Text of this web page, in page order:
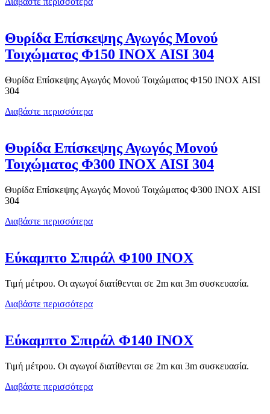
Θυρίδα Επίσκεψης Αγωγός Μονού
Τοιχώματος Φ150 ΙΝΟΧ AISI 304
Θυρίδα Επίσκεψης Αγωγός Μονού Τοιχώματος Φ150 ΙΝΟΧ AISI
304
Διαβάστε περισσότερα
Θυρίδα Επίσκεψης Αγωγός Μονού
Τοιχώματος Φ300 ΙΝΟΧ AISI 304
Θυρίδα Επίσκεψης Αγωγός Μονού Τοιχώματος Φ300 ΙΝΟΧ AISI
304
Διαβάστε περισσότερα
Εύκαμπτο Σπιράλ Φ100 ΙΝΟΧ
Τιμή μέτρου. Οι αγωγοί διατίθενται σε 2m και 3m συσκευασία.
Διαβάστε περισσότερα
Εύκαμπτο Σπιράλ Φ140 ΙΝΟΧ
Τιμή μέτρου. Οι αγωγοί διατίθενται σε 2m και 3m συσκευασία.
Διαβάστε περισσότερα